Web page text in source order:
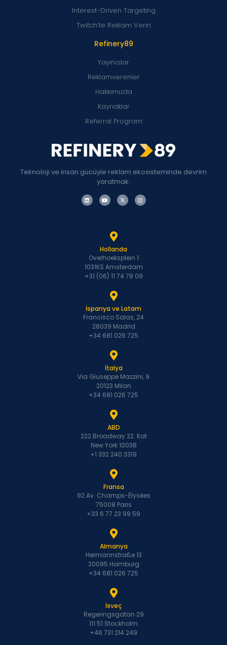
Teknoloji ve insan gücüyle reklam ekosisteminde devrim
yaratmak.
Refinery89
Yayıncılar
Reklamverenler
Hakkımızda
Kaynaklar
Referral Program
Interest-Driven Targeting
Twitch’te Reklam Verin
Hollanda
Overhoeksplein 1
1031KS Amsterdam
+31 (06) 11 74 78 09
İspanya ve Latam
Francisco Salas, 24
28039 Madrid
+34 681 026 725
İtalya
Via Giuseppe Mazzini, 9
20123 Milan
+34 681 026 725
ABD
222 Broadway 22. Kat
New York 10038
+1 332 240 3319
Fransa
92 Av. Champs-Élysées
75008 Paris
+33 6 77 23 99 59
Almanya
Hermannstraße 13
20095 Hamburg
+34 681 026 725
İsveç
Regeringsgatan 29
111 51 Stockholm
+46 731 214 249